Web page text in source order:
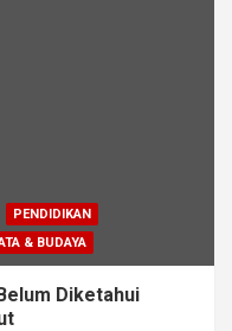
PENDIDIKAN
& BUDAYA
Diketahui